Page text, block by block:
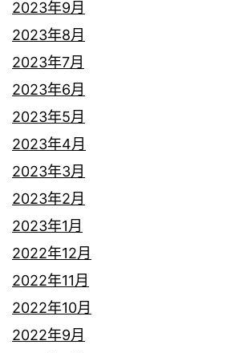
2023年9月
2023年8月
2023年7月
2023年6月
2023年5月
2023年4月
2023年3月
2023年2月
2023年1月
2022年12月
2022年11月
2022年10月
2022年9月